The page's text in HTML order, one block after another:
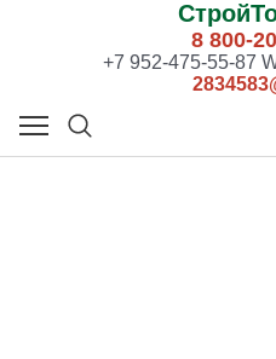
8 800-
+7 952-475-55-87